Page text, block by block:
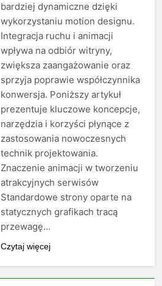
bardziej dynamiczne dzięki
wykorzystaniu motion designu.
Integracja ruchu i animacji
wpływa na odbiór witryny,
zwiększa zaangażowanie oraz
sprzyja poprawie współczynnika
konwersja. Poniższy artykuł
prezentuje kluczowe koncepcje,
narzędzia i korzyści płynące z
zastosowania nowoczesnych
technik projektowania.
Znaczenie animacji w tworzeniu
atrakcyjnych serwisów
Standardowe strony oparte na
statycznych grafikach tracą
przewagę…
Czytaj więcej